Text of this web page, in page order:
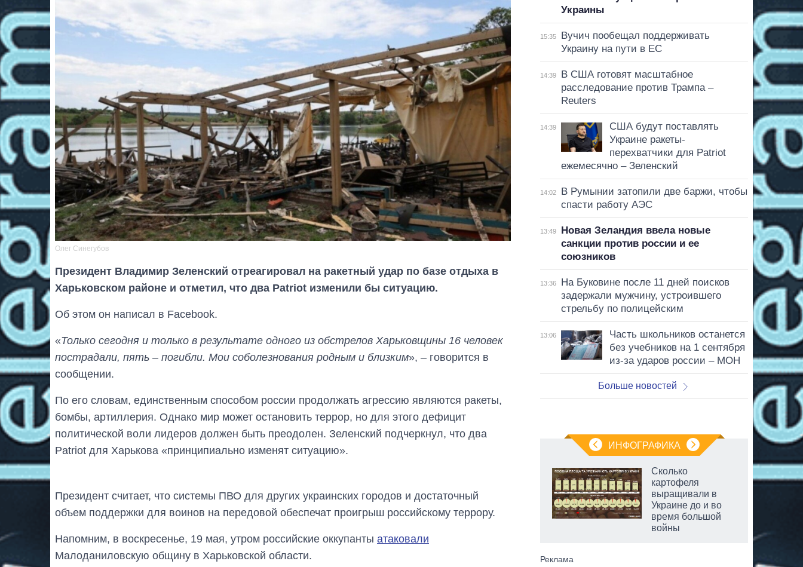
Олег Синегубов
Президент Владимир Зеленский отреагировал на ракетный удар по базе отдыха в
Харьковском районе и отметил, что два Patriot изменили бы ситуацию.
Об этом он написал в Facebook.
«Только сегодня и только в результате одного из обстрелов Харьковщины 16 человек
пострадали, пять – погибли. Мои соболезнования родным и близким», – говорится в
сообщении.
По его словам, единственным способом россии продолжать агрессию являются ракеты,
бомбы, артиллерия. Однако мир может остановить террор, но для этого дефицит
политической воли лидеров должен быть преодолен. Зеленский подчеркнул, что два
Patriot для Харькова «принципиально изменят ситуацию».
Президент считает, что системы ПВО для других украинских городов и достаточный
объем поддержки для воинов на передовой обеспечат проигрыш российскому террору.
Напомним, в воскресенье, 19 мая, утром российские оккупанты атаковали
Малоданиловскую общину в Харьковской области.
Украины
15:35
Вучич пообещал поддерживать
Украину на пути в ЕС
14:39
В США готовят масштабное
расследование против Трампа –
Reuters
14:39
США будут поставлять
Украине ракеты-
перехватчики для Patriot
ежемесячно – Зеленский
14:02
В Румынии затопили две баржи, чтобы
спасти работу АЭС
13:49
Новая Зеландия ввела новые
санкции против россии и ее
союзников
13:36
На Буковине после 11 дней поисков
задержали мужчину, устроившего
стрельбу по полицейским
13:06
Часть школьников останется
без учебников на 1 сентября
из-за ударов россии – МОН
Больше новостей
ИНФОГРАФИКА
занимал
руководителя СВР
Сколько
картофеля
выращивали в
Украине до и во
время большой
войны